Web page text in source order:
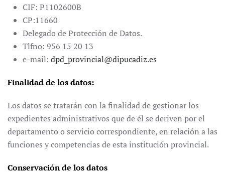
CIF: P1102600B
CP:11660
Delegado de Protección de Datos.
Tlfno: 956 15 20 13
e-mail: dpd_provincial@dipucadiz.es
Finalidad de los datos:
Los datos se tratarán con la finalidad de gestionar los
expedientes administrativos que de él se deriven por el
departamento o servicio correspondiente, en relación a las
funciones y competencias de esta institución provincial.
Conservación de los datos